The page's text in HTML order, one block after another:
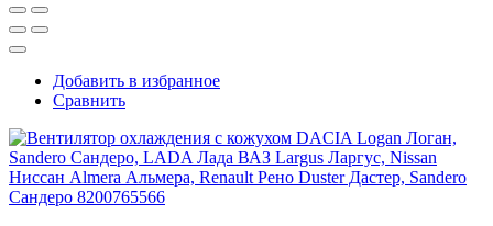
Добавить в избранное
Сравнить